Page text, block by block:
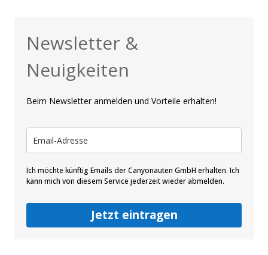
Newsletter &
Neuigkeiten
Beim Newsletter anmelden und Vorteile erhalten!
Ich möchte künftig Emails der Canyonauten GmbH erhalten. Ich
kann mich von diesem Service jederzeit wieder abmelden.
Jetzt eintragen